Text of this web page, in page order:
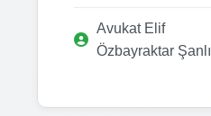
Avukat Elif
Özbayraktar Şanlı